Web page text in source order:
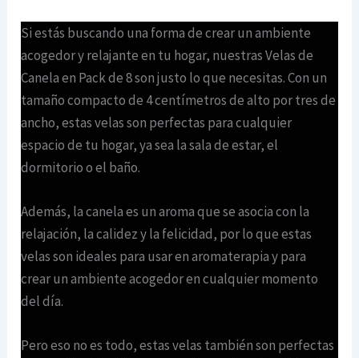
Si estás buscando una forma de crear un ambiente
acogedor y relajante en tu hogar, nuestras Velas de
Canela en Pack de 8 son justo lo que necesitas. Con un
tamaño compacto de 4 centímetros de alto por tres de
ancho, estas velas son perfectas para cualquier
espacio de tu hogar, ya sea la sala de estar, el
dormitorio o el baño.
Además, la canela es un aroma que se asocia con la
relajación, la calidez y la felicidad, por lo que estas
velas son ideales para usar en aromaterapia y para
crear un ambiente acogedor en cualquier momento
del día.
Pero eso no es todo, estas velas también son perfectas